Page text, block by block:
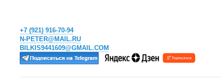
+7 (921) 916-70-94
N-PETER@MAIL.RU
BILKIS9441609@GMAIL.COM